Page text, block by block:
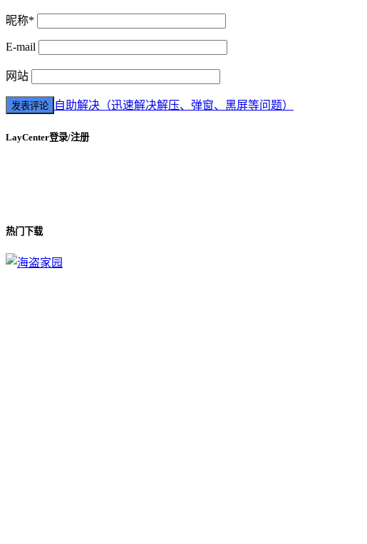
昵称*
E-mail
网站
自助解决（迅速解决解压、弹窗、黑屏等问题）
LayCenter登录/注册
热门下载